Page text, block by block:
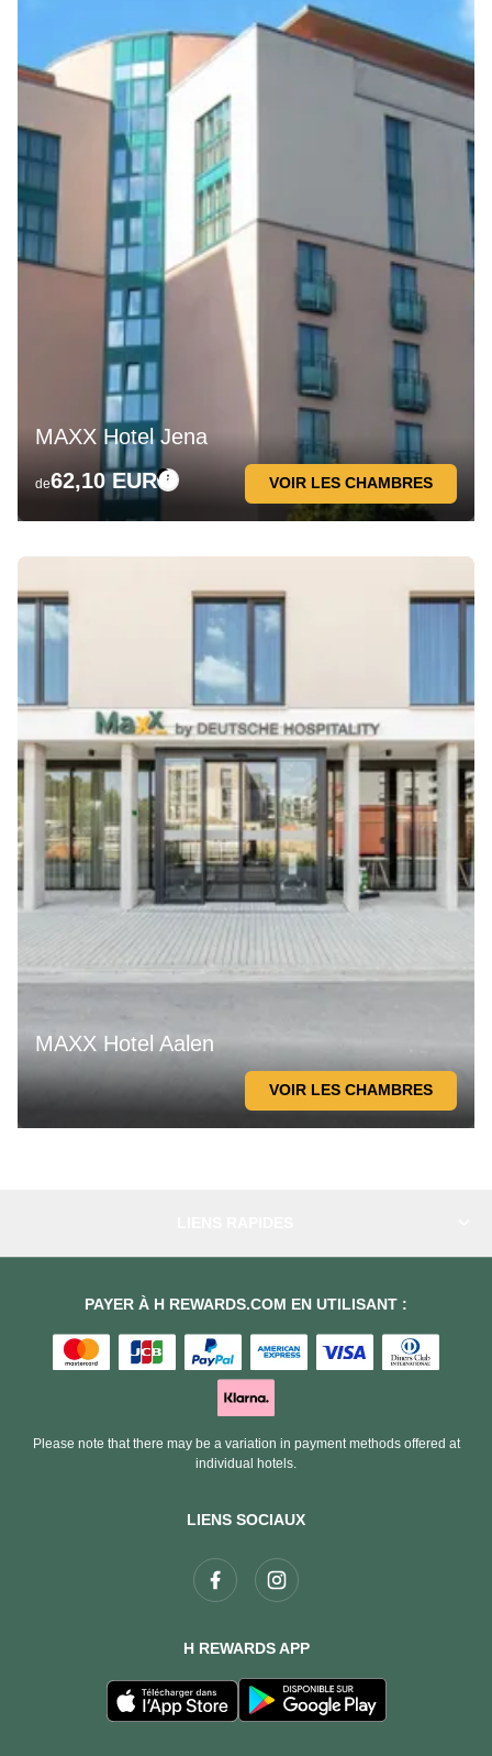
MAXX Hotel Jena
de62,10 EUR VOIR LES CHAMBRES
MAXX Hotel Aalen
VOIR LES CHAMBRES
LIENS SOCIAUX
H REWARDS APP
PAYER À H REWARDS.COM EN UTILISANT :
Please note that there may be a variation in payment methods offered at
individual hotels.